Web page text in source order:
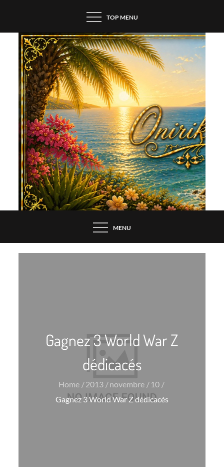
content
TOP MENU
MENU
Gagnez 3 World War Z
dédicacés
Home 2013 novembre
10
Gagnez 3 World War Z dédicacés